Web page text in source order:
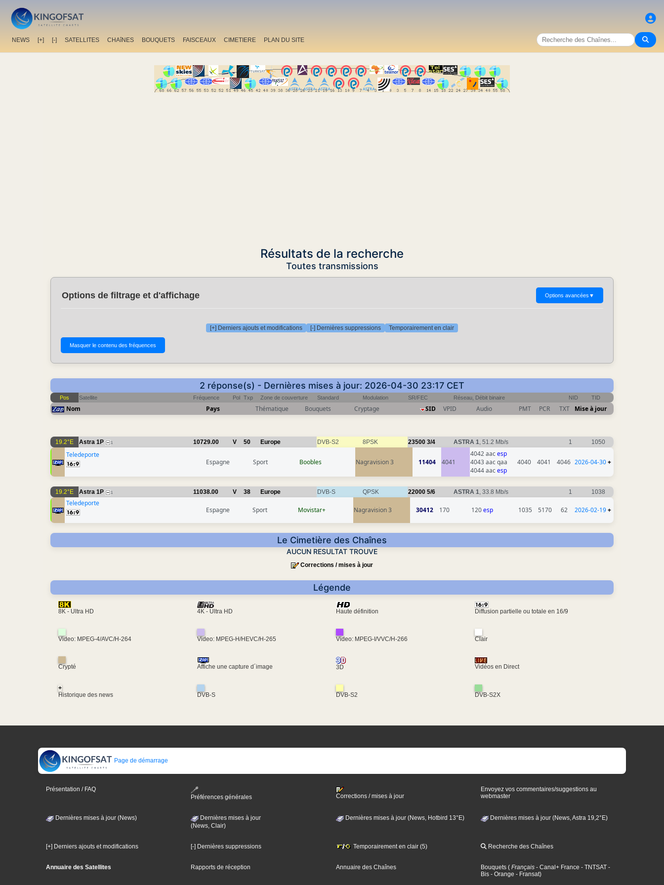
NEWS [+] [-] SATELLITES CHAîNES BOUQUETS FAISCEAUX CIMETIERE PLAN DU SITE
Résultats de la recherche
Toutes transmissions
Options de filtrage et d'affichage Options avancées ▼
[+] Derniers ajouts et modifications [-] Dernières suppressions Temporairement en clair
2 réponse(s) - Dernières mises à jour: 2026-04-30 23:17 CET
Pos Satellite Fréquence Pol Txp Zone de couverture Standard Modulation SR/FEC Réseau, Débit binaire NID TID
Nom Pays Thématique Bouquets Cryptage SID VPID Audio PMT PCR TXT Mise à jour
19.2°E Astra 1P 1 10729.00 V 50 Europe DVB-S2 8PSK 23500 3/4 ASTRA 1, 51.2 Mb/s 1 1050
Teledeporte
Espagne
Sport Boobles Nagravision 3 11404 4041
4042 aacesp
4043 aac qaa
4044 aacesp
4040 4041 4046 2026-04-30+
19.2°E Astra 1P 1 11038.00 V 38 Europe DVB-S QPSK 22000 5/6 ASTRA 1, 33.8 Mb/s 1 1038
Teledeporte
Espagne
Sport Movistar+ Nagravision 3 30412 170 120esp 1035 5170 62 2026-02-19+
Le Cimetière des Chaînes
AUCUN RESULTAT TROUVE
Corrections / mises à jour
Légende
8K - Ultra HD 4K - Ultra HD Haute définition Diffusion partielle ou totale en 16/9
Video: MPEG-4/AVC/H-264 Video: MPEG-H/HEVC/H-265 Video: MPEG-I/VVC/H-266 Clair
Crypté Affiche une capture d´image 3D Vidéos en Direct
+
Historique des news
DVB-S DVB-S2 DVB-S2X
Page de démarrage
Présentation / FAQ
Préférences générales
Corrections / mises à jour
Envoyez vos commentaires/suggestions au
webmaster
Dernières mises à jour (News)
Dernières mises à jour
(News, Clair)
Dernières mises à jour (News, Hotbird 13°E) Dernières mises à jour (News, Astra 19,2°E)
[+] Derniers ajouts et modifications [-] Dernières suppressions Temporairement en clair (5) Recherche des Chaînes
Annuaire des Satellites Rapports de réception Annuaire des Chaînes Bouquets ( Français - Canal+ France - TNTSAT -
Bis - Orange - Fransat)